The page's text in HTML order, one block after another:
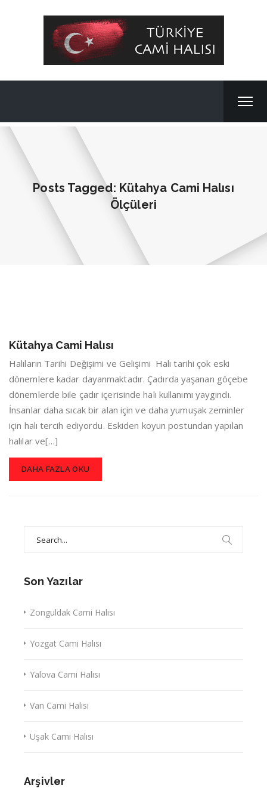
Posts Tagged: Kütahya Cami Halısı
Ölçüleri
Kütahya Cami Halısı
Halıların Tarihi Değişimi ve Gelişimi Halı tarihi çok eski
dönemlere kadar dayanmaktadır. Çadırda yaşanan göçebe
dönemlerde bile çadır içerisinde halı kullanımı yaygındı.
İnsanlar daha sıcak bir alan için ve daha yumuşak zeminler
için halı tercih ediyordu. Eskiden koyun postundan yapılan
halılar ve[…]
DAHA FAZLA OKU
Son Yazılar
Zonguldak Cami Halısı
Yozgat Cami Halısı
Yalova Cami Halısı
Van Cami Halısı
Uşak Cami Halısı
Arşivler